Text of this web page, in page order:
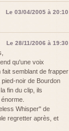
Le 03/04/2005 à 20:10
Le 28/11/2006 à 19:30
qu'une voix
semblant de frapper
noir de Bourdon
fin du clip, ils
Whisper" de
regretter après, et